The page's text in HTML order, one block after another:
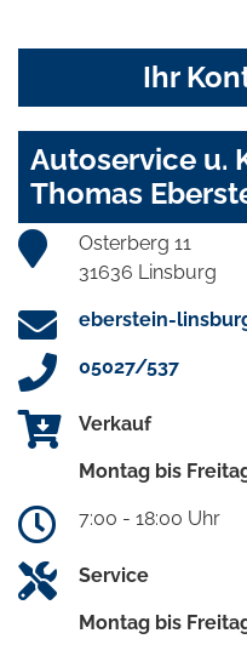
Ihr
Autoservice u.
Thomas
Osterberg 11
31636 Linsburg
eberstein-
05027/537
Verkauf
Montag bis
7:00 - 18:00 Uhr
Service
Montag bis